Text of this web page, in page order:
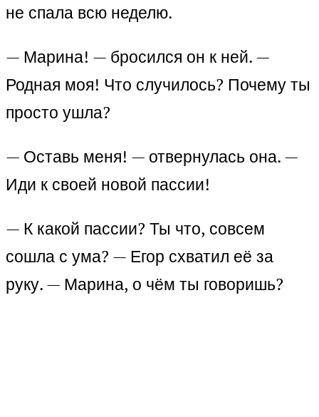
не спала всю неделю.
— Марина! — бросился он к ней. —
Родная моя! Что случилось? Почему ты
просто ушла?
— Оставь меня! — отвернулась она. —
Иди к своей новой пассии!
— К какой пассии? Ты что, совсем
сошла с ума? — Егор схватил её за
руку. — Марина, о чём ты говоришь?